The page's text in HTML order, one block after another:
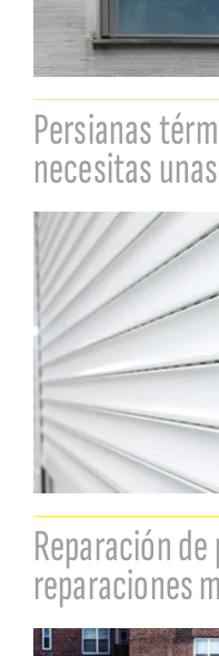
Persianas
necesitas
Reparación
reparaciones